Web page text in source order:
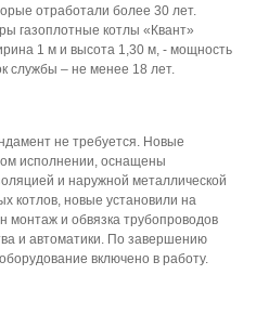
отработали более 30 лет.
газоплотные котлы «Квант»
1 м и высота 1,30 м, - мощность
службы – не менее 18 лет.
не требуется. Новые
исполнении, оснащены
и наружной металлической
котлов, новые установили на
монтаж и обвязка трубопроводов
и автоматики. По завершению
включено в работу.